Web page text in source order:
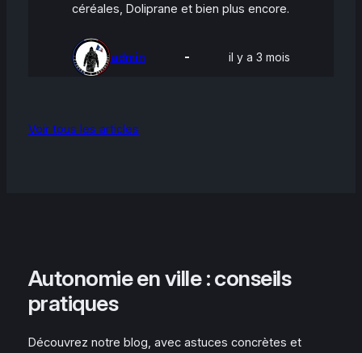
céréales, Doliprane et bien plus encore.
admin il y a 3 mois
Voir tous les articles
Autonomie en ville : conseils
pratiques
Découvrez notre blog, avec astuces concrètes et